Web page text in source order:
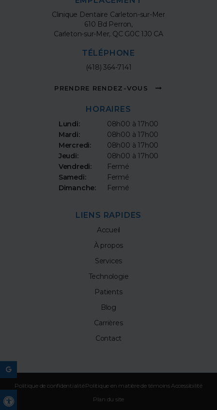
Version accessible
Clinique Dentaire Carleton-sur-Mer
610 Bd Perron
Carleton-sur-Mer QC G0C 1J0 CA
TÉLÉPHONE
(418) 364-7141
PRENDRE RENDEZ-VOUS
HORAIRES
Lundi:
08h00 à 17h00
Mardi:
08h00 à 17h00
Mercredi:
08h00 à 17h00
Jeudi:
08h00 à 17h00
Vendredi:
Fermé
Samedi:
Fermé
Dimanche:
Fermé
LIENS RAPIDES
Accueil
À propos
Services
Technologie
Patients
Blog
Carrières
Contact
Politique de confidentialitéPolitique en matière de témoinsAccessibilité
Plan du site